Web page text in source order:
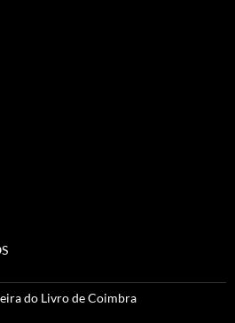
do Livro de Coimbra